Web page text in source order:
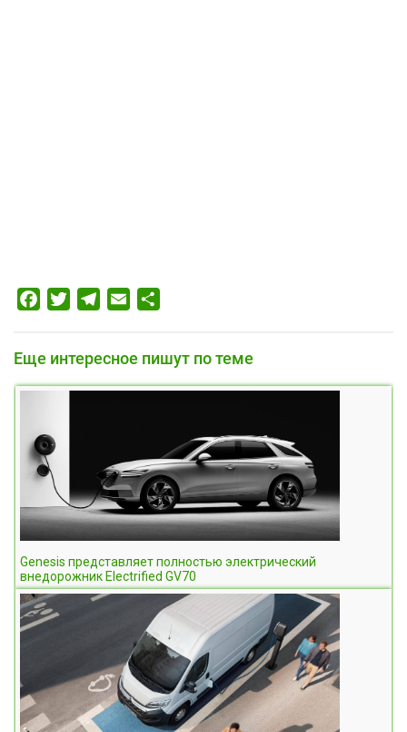
FacebookTwitterTelegram
Email
Еще интересное пишут по теме
Genesis представляет полностью электрический
внедорожник Electrified GV70